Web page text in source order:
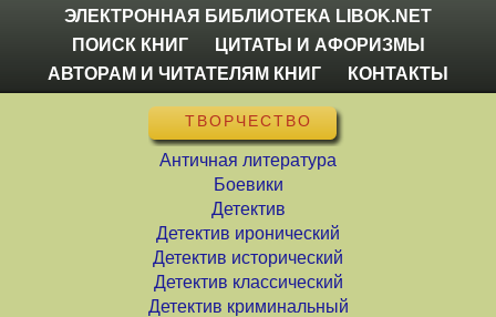
ЭЛЕКТРОННАЯ БИБЛИОТЕКА LIBOK.NET
ПОИСК КНИГ
ЦИТАТЫ И АФОРИЗМЫ
АВТОРАМ И ЧИТАТЕЛЯМ КНИГ
КОНТАКТЫ
ТВОРЧЕСТВО
Античная литература
Боевики
Детектив
Детектив иронический
Детектив исторический
Детектив классический
Детектив криминальный